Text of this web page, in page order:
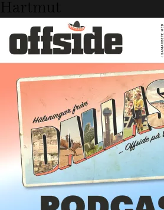
Hartmut